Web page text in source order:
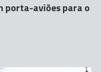
porta-aviões para o